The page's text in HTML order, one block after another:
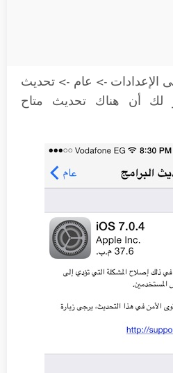
الإعدادات -> عام -> تحديث
لك أن هناك تحديث متاح